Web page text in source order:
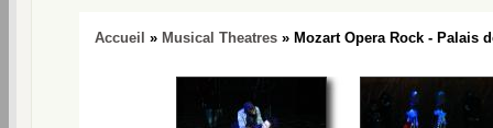
Accueil » Musical Theatres » Mozart Opera Rock - Palais